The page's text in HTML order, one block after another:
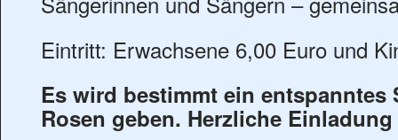
Eintritt: Erwachsene 6,00 Euro und
Es wird bestimmt ein entspanntes
Rosen geben. Herzliche